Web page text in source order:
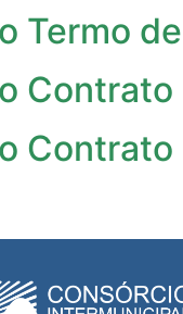
Termo
Contrato
Contrato